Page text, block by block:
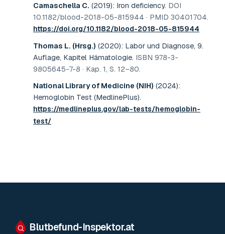
Camaschella C. (2019): Iron deficiency. DOI
10.1182/blood-2018-05-815944 · PMID 30401704.
https://doi.org/10.1182/blood-2018-05-815944
Thomas L. (Hrsg.) (2020): Labor und Diagnose, 9.
Auflage, Kapitel Hämatologie. ISBN 978-3-
9805645-7-8 · Kap. 1, S. 12–80.
National Library of Medicine (NIH) (2024):
Hemoglobin Test (MedlinePlus).
https://medlineplus.gov/lab-tests/hemoglobin-
test/
Blutbefund-Inspektor.at